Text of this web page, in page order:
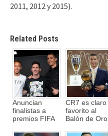
2011, 2012 y 2015).
Related Posts
Anuncian
finalistas a
premios FIFA
CR7 es claro
favorito al
Balón de Oro